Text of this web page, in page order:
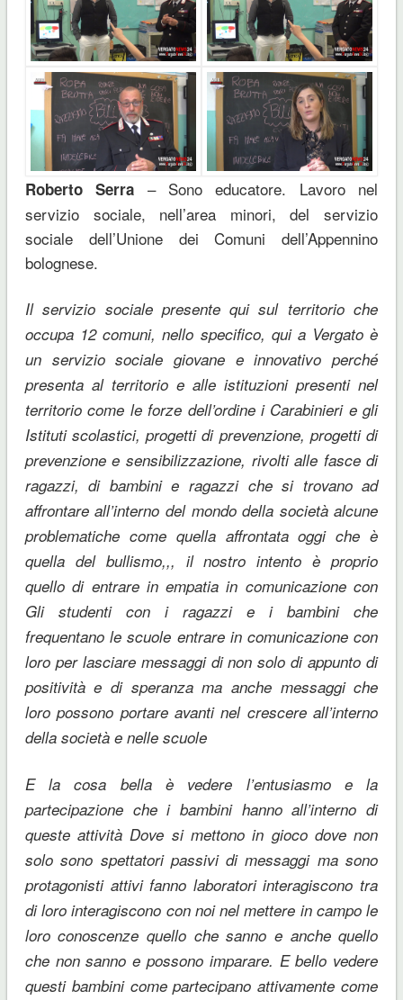
Roberto Serra – Sono educatore. Lavoro nel
servizio sociale, nell’area minori, del servizio
sociale dell’Unione dei Comuni dell’Appennino
bolognese.
Il servizio sociale presente qui sul territorio che
occupa 12 comuni, nello specifico, qui a Vergato è
un servizio sociale giovane e innovativo perché
presenta al territorio e alle istituzioni presenti nel
territorio come le forze dell’ordine i Carabinieri e gli
Istituti scolastici, progetti di prevenzione, progetti di
prevenzione e sensibilizzazione, rivolti alle fasce di
ragazzi, di bambini e ragazzi che si trovano ad
affrontare all’interno del mondo della società alcune
problematiche come quella affrontata oggi che è
quella del bullismo,,, il nostro intento è proprio
quello di entrare in empatia in comunicazione con
Gli studenti con i ragazzi e i bambini che
frequentano le scuole entrare in comunicazione con
loro per lasciare messaggi di non solo di appunto di
positività e di speranza ma anche messaggi che
loro possono portare avanti nel crescere all’interno
della società e nelle scuole
E la cosa bella è vedere l’entusiasmo e la
partecipazione che i bambini hanno all’interno di
queste attività Dove si mettono in gioco dove non
solo sono spettatori passivi di messaggi ma sono
protagonisti attivi fanno laboratori interagiscono tra
di loro interagiscono con noi nel mettere in campo le
loro conoscenze quello che sanno e anche quello
che non sanno e possono imparare. E bello vedere
questi bambini come partecipano attivamente come